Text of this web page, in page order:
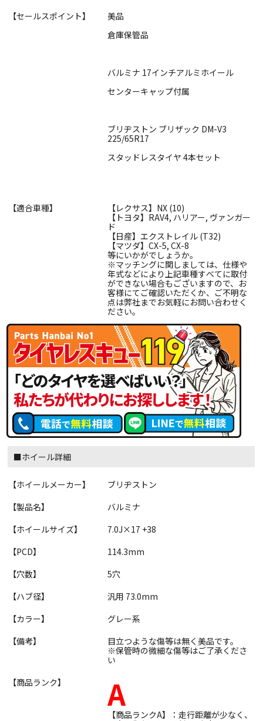
【セールスポイント】
美品
倉庫保管品
バルミナ 17インチアルミホイール
センターキャップ付属
ブリヂストン ブリザック DM-V3
225/65R17
スタッドレスタイヤ 4本セット
【適合車種】
【レクサス】NX (10)
【トヨタ】RAV4, ハリアー, ヴァンガー
ド
【日産】エクストレイル (T32)
【マツダ】CX-5, CX-8
等にいかがでしょうか。
※マッチングに関しましては、仕様や
年式などにより上記車種すべてに取付
ができない場合もございますので、お
客様にてご確認いただくか、ご不明な
点は弊社までお気軽にお問い合わせく
ださい。
■ホイール詳細
【ホイールメーカー】
ブリヂストン
【製品名】
バルミナ
【ホイールサイズ】
7.0J×17 +38
【PCD】
114.3mm
【穴数】
5穴
【ハブ径】
汎用 73.0mm
【カラー】
グレー系
【備考】
目立つような傷等は無く美品です。
※保管時の微細な傷等はご了承くださ
い
【商品ランク】
A
【商品ランクA】：走行距離が少なく、